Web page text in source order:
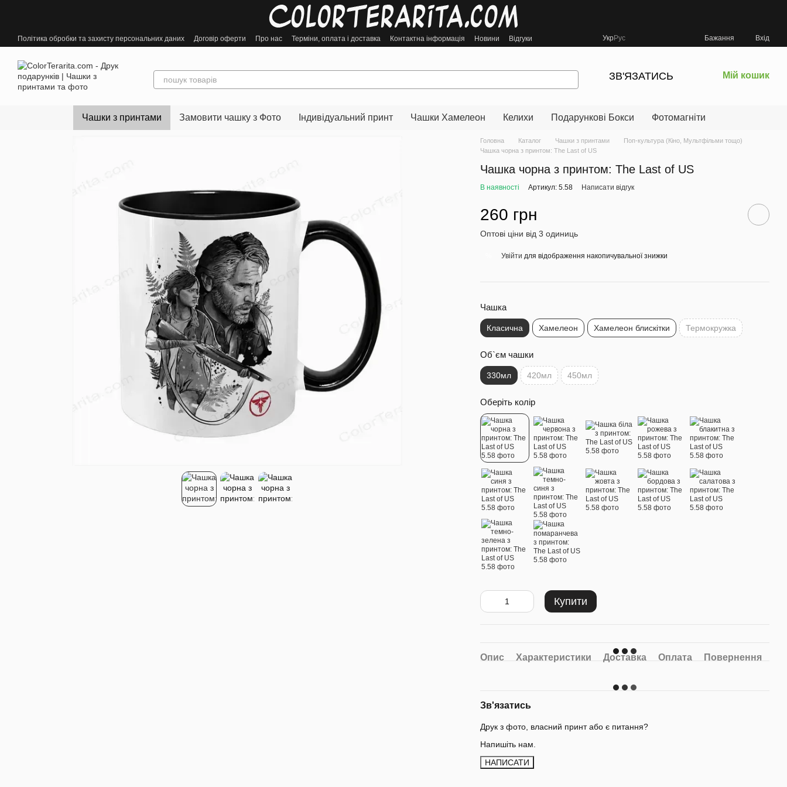
Політика обробки та захисту персональних даних Договір оферти Про нас Терміни, оплата і доставка Контактна інформація Новини Відгуки УкрРус Бажання Вхід
ЗВ'ЯЗАТИСЬ Мій кошик
Чашки з принтами Замовити чашку з Фото Індивідуальний принт Чашки Хамелеон Келихи Подарункові Бокси Фотомагніти
Головна Каталог Чашки з принтами
Поп-культура (Кіно, Мультфільми тощо)
Чашка чорна з принтом: The Last of US
Чашка чорна з принтом: The Last of US
В наявності Артикул: 5.58 Написати відгук
260 грн
Оптові ціни від 3 одиниць
Увійти для відображення накопичувальної знижки
Чашка
Класична Хамелеон Хамелеон блискітки Термокружка
Об`єм чашки
330мл 420мл 450мл
Оберіть колір
Купити
Опис Характеристики Доставка Оплата Повернення
Зв'язатись
Друк з фото, власний принт або є питання?
Напишіть нам.
НАПИСАТИ